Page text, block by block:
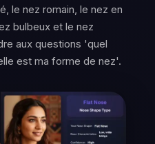
le nez romain, le nez en
bulbeux et le nez
aux questions 'quel
est ma forme de nez'.